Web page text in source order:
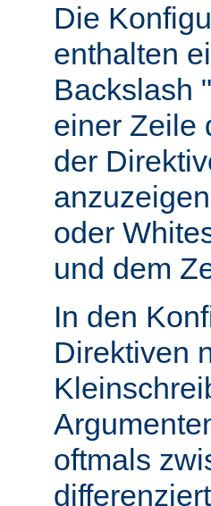
Die
enthalten
Backslash
einer Zeile
der
oder
und dem
In den
Direktiven
oftmals